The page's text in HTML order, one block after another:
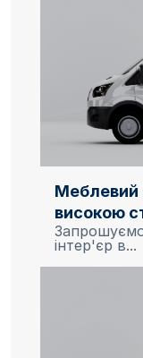
Меблевий
високою
інтер'єр в...